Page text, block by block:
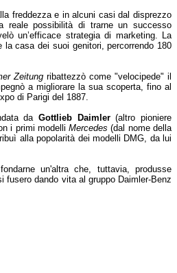
freddezza e in alcuni casi dal disprezzo
reale possibilità di trarne un successo
un’efficace strategia di marketing. La
casa dei suoi genitori, percorrendo 180
Zeitung ribattezzò come "velocipede" il
a migliorare la sua scoperta, fino al
di Parigi del 1887.
daGottlieb Daimler(altro pioniere
i primi modelliMercedes (dal nome della
alla popolarità dei modelli DMG, da lui
un'altra che, tuttavia, produsse
fusero dando vita al gruppo Daimler-Benz